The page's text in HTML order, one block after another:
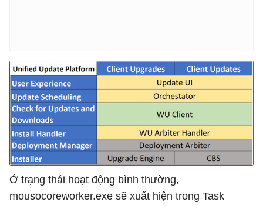
Ở trạng thái hoạt động bình thường,
mousocoreworker.exe sẽ xuất hiện trong Task